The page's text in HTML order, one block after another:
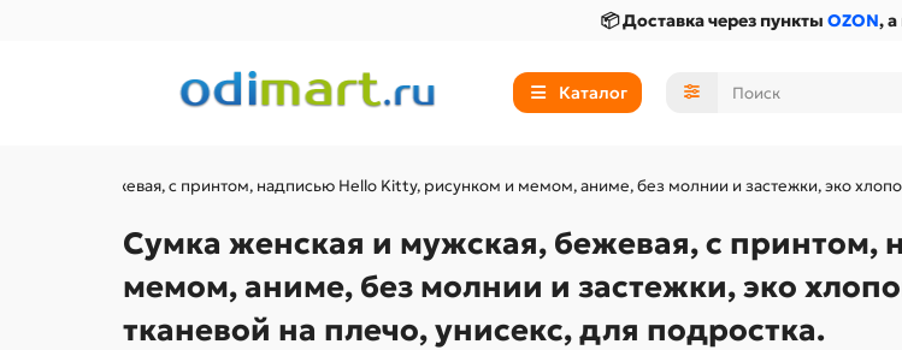
📦 Доставка через пункты OZON,
Каталог
и мужская, бежевая, с принтом, надписью Hello Kitty, рисунком и мемом, аниме, без молнии и застежки, эко
Сумка женская и мужская, бежевая, с
мемом, аниме, без молнии и застежки, эко
тканевой на плечо, унисекс, для подростка.